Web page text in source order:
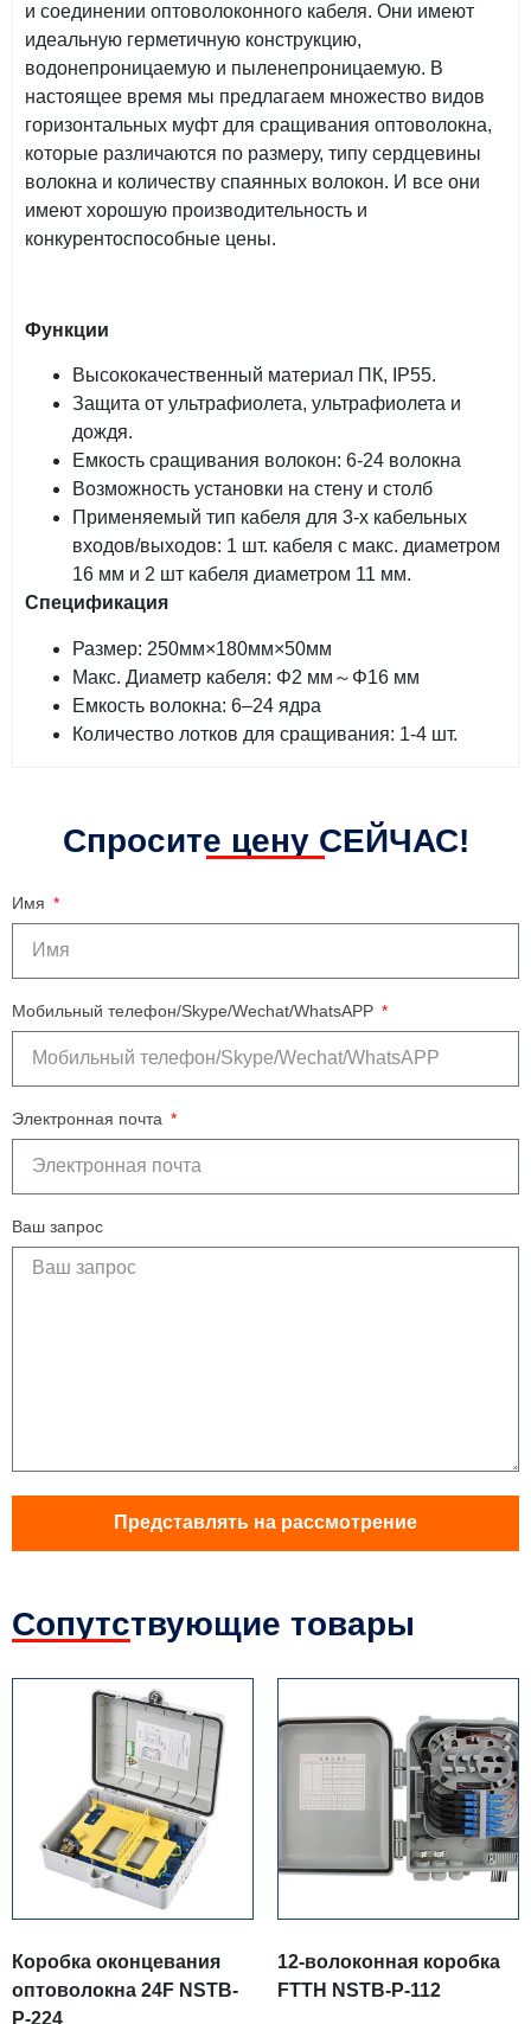
и соединении оптоволоконного кабеля. Они имеют
идеальную герметичную конструкцию,
водонепроницаемую и пыленепроницаемую. В
настоящее время мы предлагаем множество видов
горизонтальных муфт для сращивания оптоволокна,
которые различаются по размеру, типу сердцевины
волокна и количеству спаянных волокон. И все они
имеют хорошую производительность и
конкурентоспособные цены.
Функции
Высококачественный материал ПК, IP55.
Защита от ультрафиолета, ультрафиолета и
дождя.
Емкость сращивания волокон: 6-24 волокна
Возможность установки на стену и столб
Применяемый тип кабеля для 3-х кабельных
входов/выходов: 1 шт. кабеля с макс. диаметром
16 мм и 2 шт кабеля диаметром 11 мм.
Спецификация
Размер: 250мм×180мм×50мм
Макс. Диаметр кабеля: Φ2 мм～Φ16 мм
Емкость волокна: 6–24 ядра
Количество лотков для сращивания: 1-4 шт.
Спросите цену СЕЙЧАС!
Имя
Мобильный телефон/Skype/Wechat/WhatsAPP
Электронная почта
Ваш запрос
Представлять на рассмотрение
Сопутствующие товары
Коробка оконцевания
оптоволокна 24F NSTB-
P-224
12-волоконная коробка
FTTH NSTB-P-112